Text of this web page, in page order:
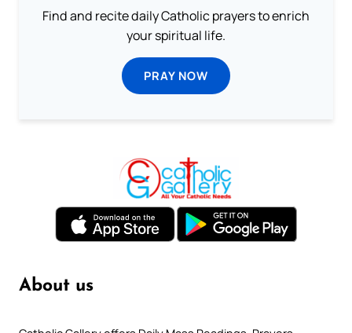
Find and recite daily Catholic prayers to enrich
your spiritual life.
PRAY NOW
About us